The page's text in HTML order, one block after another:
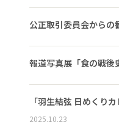
公正取引委員会からの
報道写真展「食の戦後
「羽生結弦 日めくり
2025.10.23